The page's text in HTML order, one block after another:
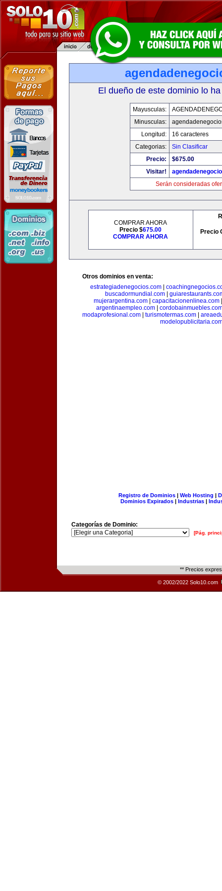
El dueño de este dominio lo
Mayusculas:
Minusculas:
Longitud:
16 caracteres
Categorias:
Sin Clasificar
Precio:
$675.00
Visitar!
Serán consideradas
COMPRAR AHORA
Precio $675.00
COMPRAR AHORA
Precio
Otros dominios en venta:
estrategiadenegocios.com
buscadormundial.com|
mujerargentina.com| capacitacionenlinea.com
argentinaempleo.com|
modaprofesional.com
turismotermas.com
Registro de Dominios| Web Hosting |
Dominios Expirados | Industrias |
Categorías de Dominio:
[Pág.
** Precios
© 2002/2022 Solo10.com